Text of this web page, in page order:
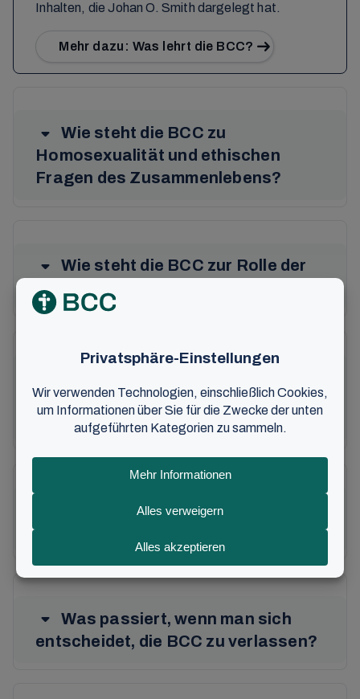
Inhalten, die Johan O. Smith dargelegt hat.
Mehr dazu: Was lehrt die BCC?
Wie steht die BCC zu
Homosexualität und ethischen
Fragen des Zusammenlebens?
Wie steht die BCC zur Rolle der
Frau?
besteht zwischen BCC und
Brunstad?
Wer kann Mitglied der BCC
Was passiert, wenn man sich
entscheidet, die BCC zu verlassen?